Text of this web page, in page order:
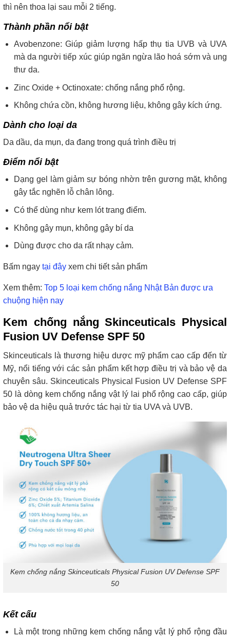
thì nên thoa lại sau mỗi 2 tiếng.
Thành phần nổi bật
Avobenzone: Giúp giảm lượng hấp thụ tia UVB và UVA
mà da người tiếp xúc giúp ngăn ngừa lão hoá sớm và ung
thư da.
Zinc Oxide + Octinoxate: chống nắng phổ rộng.
Không chứa cồn, không hương liệu, không gây kích ứng.
Dành cho loại da
Da dầu, da mụn, da đang trong quá trình điều trị
Điểm nổi bật
Dạng gel làm giảm sự bóng nhờn trên gương mặt, không
gây tắc nghẽn lỗ chân lông.
Có thể dùng như kem lót trang điểm.
Không gây mụn, không gây bí da
Dùng được cho da rất nhạy cảm.
Bấm ngay tại đây xem chi tiết sản phẩm
Xem thêm: Top 5 loại kem chống nắng Nhật Bản được ưa
chuộng hiện nay
Kem chống nắng Skinceuticals Physical
Fusion UV Defense SPF 50
Skinceuticals là thương hiệu dược mỹ phẩm cao cấp đến từ
Mỹ, nổi tiếng với các sản phẩm kết hợp điều trị và bảo vệ da
chuyên sâu. Skinceuticals Physical Fusion UV Defense SPF
50 là dòng kem chống nắng vật lý lai phổ rộng cao cấp, giúp
bảo vệ da hiệu quả trước tác hại từ tia UVA và UVB.
Kem chống nắng Skinceuticals Physical Fusion UV Defense SPF
50
Kết cấu
Là một trong những kem chống nắng vật lý phổ rộng đầu